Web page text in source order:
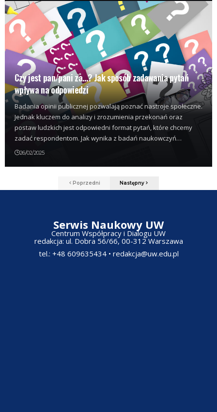
Czy jest pan/pani za…? Jak sposób zadawania pytań
wpływa na odpowiedzi
Badania opinii publicznej pozwalają poznać nastroje społeczne.
Jednak kluczem do analizy i zrozumienia przekonań oraz
postaw ludzkich jest odpowiedni format pytań, które chcemy
zadać respondentom. Jak wynika z badań naukowczyń…
26/02/2025
Poprzedni Następny
Serwis Naukowy UW
Centrum Współpracy i Dialogu UW
redakcja: ul. Dobra 56/66, 00-312 Warszawa​
tel.: +48 609635434 • redakcja@uw.edu.pl